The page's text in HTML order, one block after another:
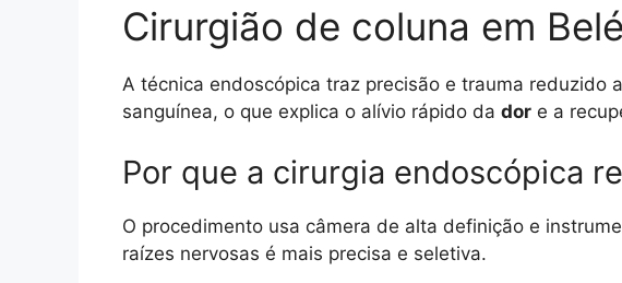
Cirurgião de coluna em
A técnica endoscópica traz precisão e trauma reduzido
sanguínea, o que explica o alívio rápido da dor e a
Por que a cirurgia endoscópica
O procedimento usa câmera de alta definição e
raízes nervosas é mais precisa e seletiva.